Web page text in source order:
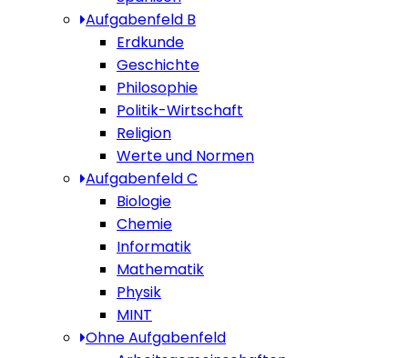
Aufgabenfeld B
Erdkunde
Geschichte
Philosophie
Politik-Wirtschaft
Religion
Werte und Normen
Aufgabenfeld C
Biologie
Chemie
Informatik
Mathematik
Physik
MINT
Ohne Aufgabenfeld